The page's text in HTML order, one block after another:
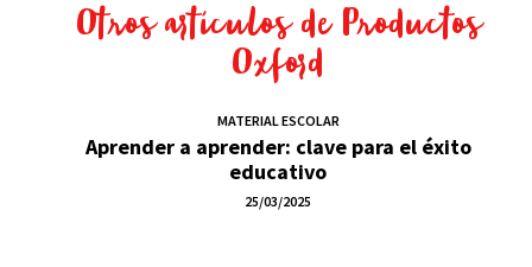
Otros artículos deProductos
Oxford
MATERIAL ESCOLAR
Aprender a aprender: clave para el éxito
educativo
25/03/2025